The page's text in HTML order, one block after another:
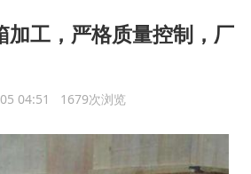
加工，严格质量控制，厂
04:51 1679次浏览